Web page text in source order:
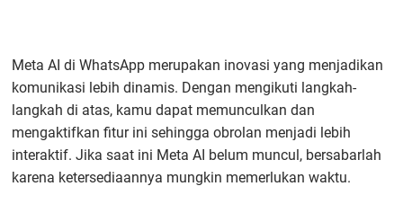
Meta AI di WhatsApp merupakan inovasi yang menjadikan
komunikasi lebih dinamis. Dengan mengikuti langkah-
langkah di atas, kamu dapat memunculkan dan
mengaktifkan fitur ini sehingga obrolan menjadi lebih
interaktif. Jika saat ini Meta AI belum muncul, bersabarlah
karena ketersediaannya mungkin memerlukan waktu.